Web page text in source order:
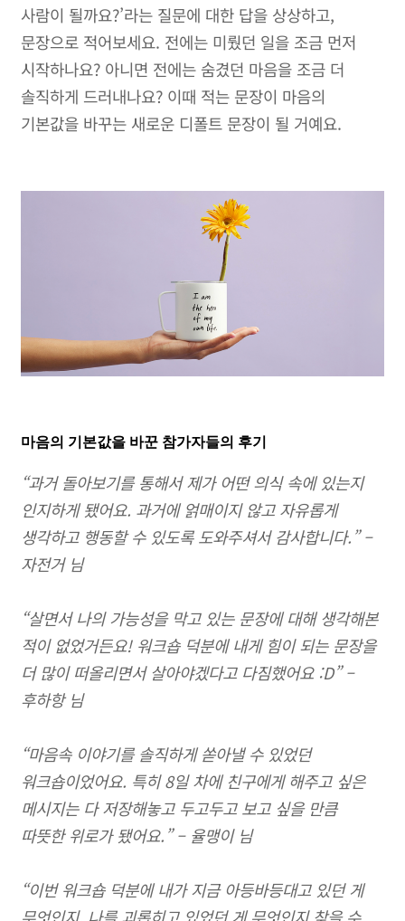
사람이 될까요?’라는 질문에 대한 답을 상상하고,
문장으로 적어보세요. 전에는 미뤘던 일을 조금 먼저
시작하나요? 아니면 전에는 숨겼던 마음을 조금 더
솔직하게 드러내나요? 이때 적는 문장이 마음의
기본값을 바꾸는 새로운 디폴트 문장이 될 거예요.
마음의 기본값을 바꾼 참가자들의 후기
“과거 돌아보기를 통해서 제가 어떤 의식 속에 있는지
인지하게 됐어요. 과거에 얽매이지 않고 자유롭게
생각하고 행동할 수 있도록 도와주셔서 감사합니다.” –
자전거 님
“살면서 나의 가능성을 막고 있는 문장에 대해 생각해본
적이 없었거든요! 워크숍 덕분에 내게 힘이 되는 문장을
더 많이 떠올리면서 살아야겠다고 다짐했어요 :D” –
후하항 님
“마음속 이야기를 솔직하게 쏟아낼 수 있었던
워크숍이었어요. 특히 8일 차에 친구에게 해주고 싶은
메시지는 다 저장해놓고 두고두고 보고 싶을 만큼
따뜻한 위로가 됐어요.” – 율맹이 님
“이번 워크숍 덕분에 내가 지금 아등바등대고 있던 게